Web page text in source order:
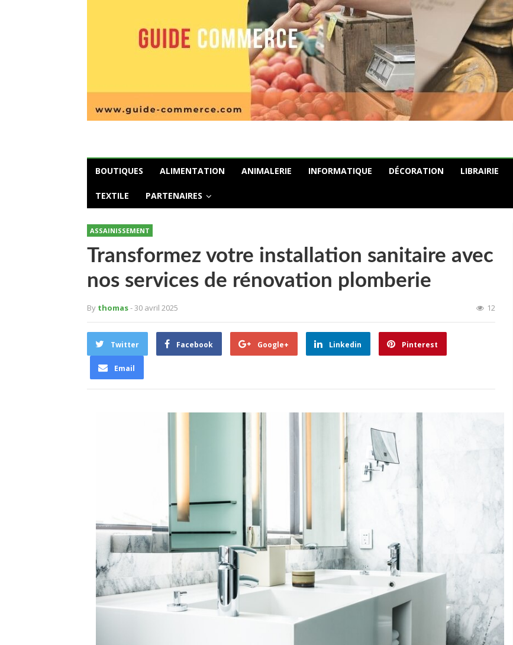
BOUTIQUES ALIMENTATION ANIMALERIE INFORMATIQUE DÉCORATION LIBRAIRIE
TEXTILE PARTENAIRES
ASSAINISSEMENT
Transformez votre installation sanitaire avec
nos services de rénovation plomberie
By thomas- 30 avril 2025 12
Twitter Facebook Google+ Linkedin Pinterest
Email